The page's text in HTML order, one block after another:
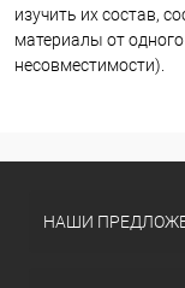
изучить их состав,
материалы от
несовместимости).
НАШИ